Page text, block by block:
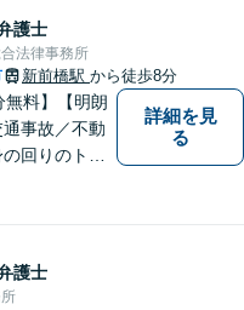
護士
法律事務所
新前橋駅 から徒歩8分
無料】【明朗
事故／不動
回りのトラ
い、皆さま
迅速な解決
詳細を見
る
護士